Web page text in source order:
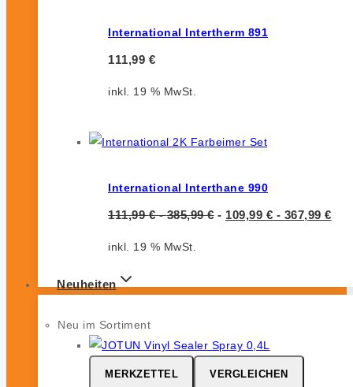
International Intertherm 891
111,99 €
inkl. 19 % MwSt.
International Interthane 990
111,99€-385,99€- 109,99 € - 367,99 €
inkl. 19 % MwSt.
Neuheiten
Neu im Sortiment
MERKZETTEL VERGLEICHEN